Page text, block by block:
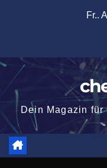
Fr..
Dein Magazin